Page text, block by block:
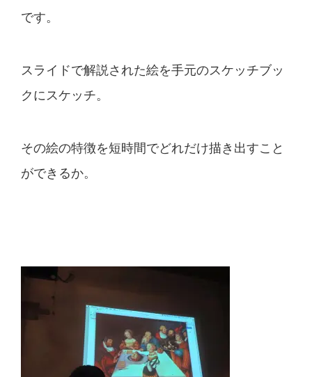
です。
スライドで解説された絵を手元のスケッチブッ
クにスケッチ。
その絵の特徴を短時間でどれだけ描き出すこと
ができるか。